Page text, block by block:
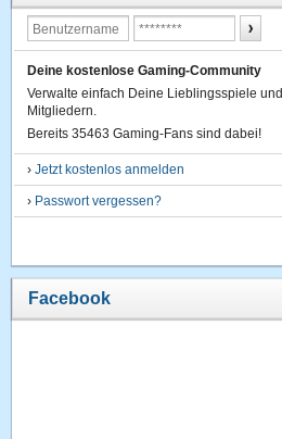
Deine kostenlose Gaming-Community
Verwalte einfach Deine Lieblingsspiele
Mitgliedern.
Bereits 35463 Gaming-Fans sind dabei!
›Jetzt kostenlos anmelden
› Passwort vergessen?
Facebook